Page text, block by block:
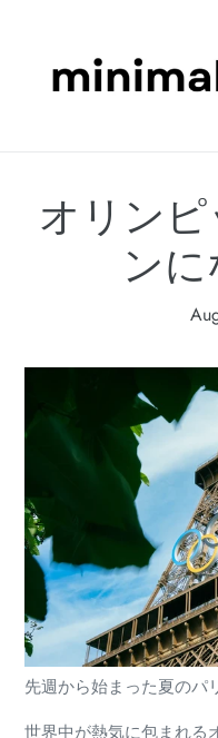
content
オリン
ン
先週から始まった夏のパ
世界中が熱気に包まれる